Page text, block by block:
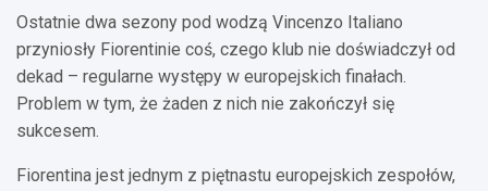
Ostatnie dwa sezony pod wodzą Vincenzo Italiano
przyniosły Fiorentinie coś, czego klub nie doświadczył od
dekad – regularne występy w europejskich finałach.
Problem w tym, że żaden z nich nie zakończył się
sukcesem.
Fiorentina jest jednym z piętnastu europejskich zespołów,